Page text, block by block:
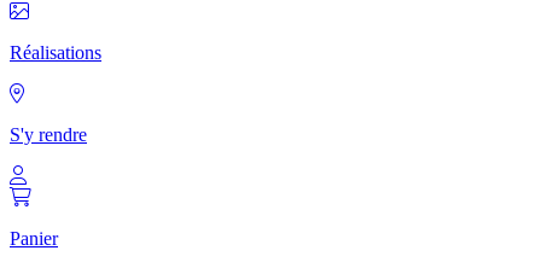
Réalisations
S'y rendre
Panier